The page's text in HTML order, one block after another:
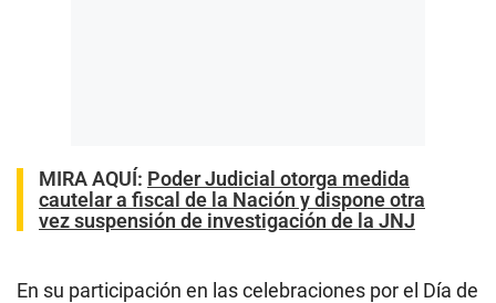
MIRA AQUÍ: Poder Judicial otorga medida
cautelar a fiscal de la Nación y dispone otra
vez suspensión de investigación de la JNJ
En su participación en las celebraciones por el Día de